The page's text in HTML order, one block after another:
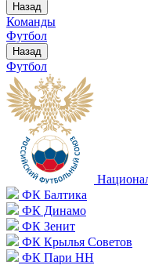
Назад
Команды
Футбол
Назад
Футбол
ФК Балтика
ФК Динамо
ФК Зенит
ФК Крылья Советов
ФК Пари НН